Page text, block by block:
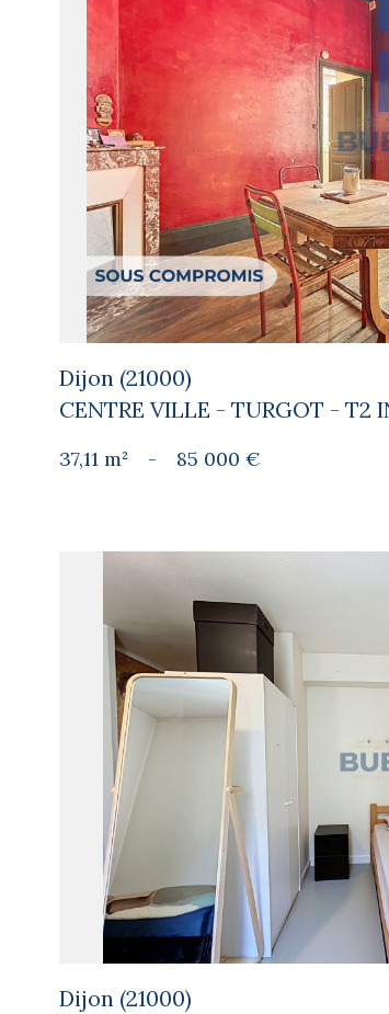
Dijon (21000)
CENTRE VILLE - TURGOT - T2
37,11 m² - 85 000 €
Dijon (21000)